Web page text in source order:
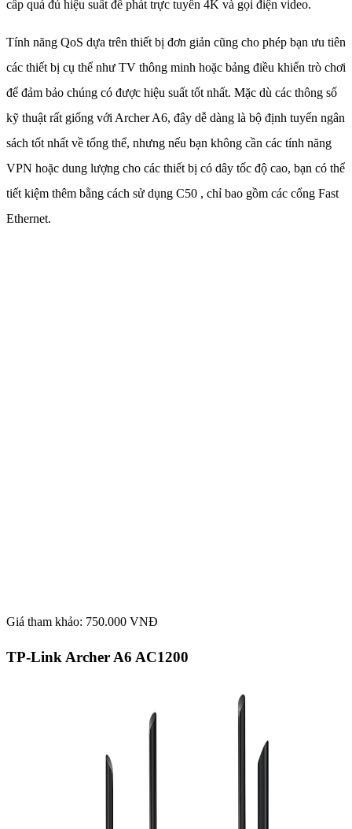
cấp quá đủ hiệu suất để phát trực tuyến 4K và gọi điện video.
Tính năng QoS dựa trên thiết bị đơn giản cũng cho phép bạn ưu tiên
các thiết bị cụ thể như TV thông minh hoặc bảng điều khiển trò chơi
để đảm bảo chúng có được hiệu suất tốt nhất. Mặc dù các thông số
kỹ thuật rất giống với Archer A6, đây dễ dàng là bộ định tuyến ngân
sách tốt nhất về tổng thể, nhưng nếu bạn không cần các tính năng
VPN hoặc dung lượng cho các thiết bị có dây tốc độ cao, bạn có thể
tiết kiệm thêm bằng cách sử dụng C50 , chỉ bao gồm các cổng Fast
Ethernet.
Giá tham khảo: 750.000 VNĐ
TP-Link Archer A6 AC1200